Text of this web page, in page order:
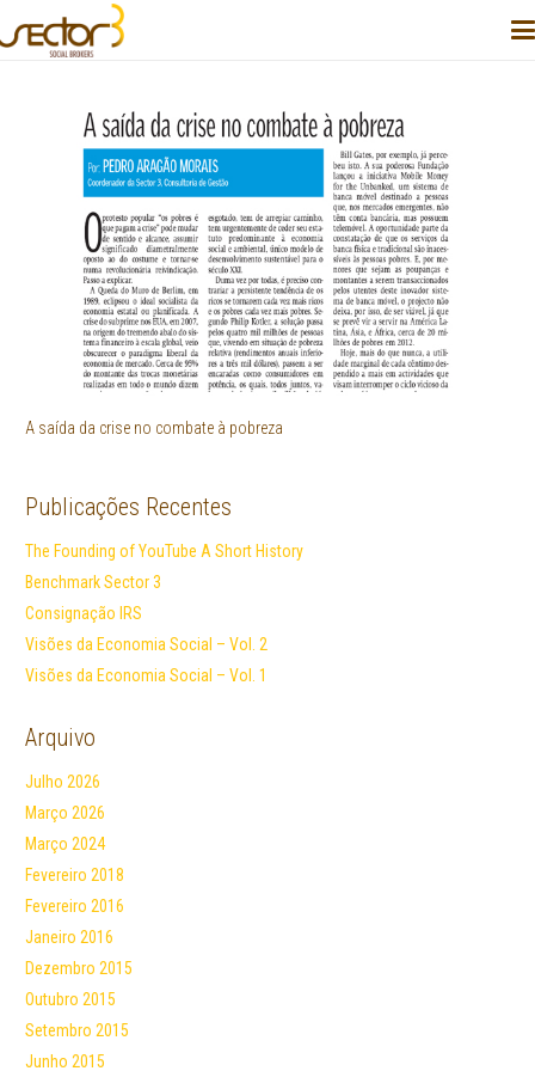
A saída da crise no combate à pobreza
Publicações Recentes
The Founding of YouTube A Short History
Benchmark Sector 3
Consignação IRS
Visões da Economia Social – Vol. 2
Visões da Economia Social – Vol. 1
Arquivo
Julho 2026
Março 2026
Março 2024
Fevereiro 2018
Fevereiro 2016
Janeiro 2016
Dezembro 2015
Outubro 2015
Setembro 2015
Junho 2015